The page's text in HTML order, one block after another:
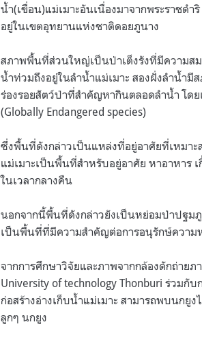
น้ำ(เขื่อน)แม่เมาะอันเนื่องมาจากพระราชด
อยู่ในเขตอุทยานแห่งชาติดอยภูนาง
สภาพพื้นที่ส่วนใหญ่เป็นป่าเต็งรังที่มีความ
น้ำท่วมถึงอยู่ในลำน้ำแม่เมาะ สองฝั่งลำน้ำ
ร่องรอยสัตว์ป่าที่สำคัญหากินตลอดลำน้ำ โด
(Globally Endangered species)
ซึ่งพื้นที่ดังกล่าวเป็นแหล่งที่อยู่อาศัยที่เหมา
แม่เมาะเป็นพื้นที่สำหรับอยู่อาศัย หาอาหาร
ในเวลากลางคืน
นอกจากนี้พื้นที่ดังกล่าวยังเป็นหย่อมป่าปฐม
เป็นพื้นที่ที่มีความสำคัญต่อการอนุรักษ์ความ
จากการศึกษาวิจัยและภาพจากกล้องดักถ่ายภ
University of technology Thonburi ร่วมกับ
ก่อสร้างอ่างเก็บน้ำแม่เมาะ สามารถพบนกยู
ลูกๆ นกยูง